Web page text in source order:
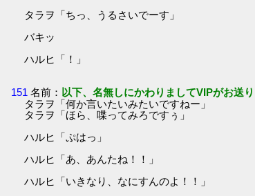
タラヲ「ちっ、うるさいでーす」
バキッ
ハルヒ「！」
151 名前： 以下、名無しにかわりましてVIPがお送
タラヲ「何か言いたいみたいですねー」
タラヲ「ほら、喋ってみろですぅ」
ハルヒ「ぷはっ」
ハルヒ「あ、あんたね！！」
ハルヒ「いきなり、なにすんのよ！！」